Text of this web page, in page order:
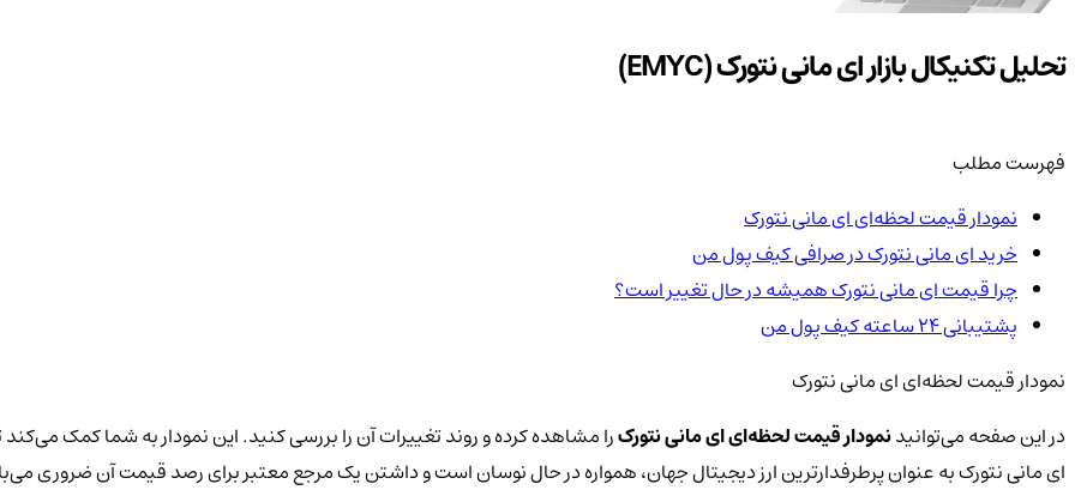
تحلیل تکنیکال بازار ای مانی نتورک (EMYC)
فهرست مطلب
نمودار قیمت لحظه‌ای ای مانی نتورک
خرید ای مانی نتورک در صرافی کیف پول من
چرا قیمت ای مانی نتورک همیشه در حال تغییر است؟
پشتیبانی ۲۴ ساعته کیف پول من
نمودار قیمت لحظه‌ای ای مانی نتورک
در این صفحه می‌توانیدنمودار قیمت لحظه‌ای ای مانی نتورکرا مشاهده کرده و روند تغییرات آن را بررسی کنید. این نمودار به شما کمک می‌کند
ای مانی نتورک به عنوان پرطرفدارترین ارز دیجیتال جهان، همواره در حال نوسان است و داشتن یک مرجع معتبر برای رصد قیمت آن ضروری